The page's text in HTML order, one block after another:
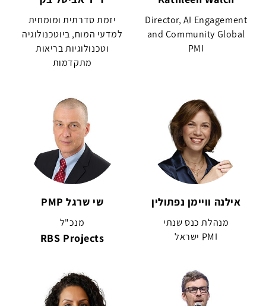
Director, AI Engagement
and Community Global
PMI
יזמת סדרתית ומומחית
למדעי המוח, ביוטכנולוגיה
וטכנולוגיות בריאות
מתקדמות
אילנה וויימן נפתולין
מנהלת כנס שנתי
PMI ישראל
שי שרגל PMP
מנכ"ל
RBS Projects